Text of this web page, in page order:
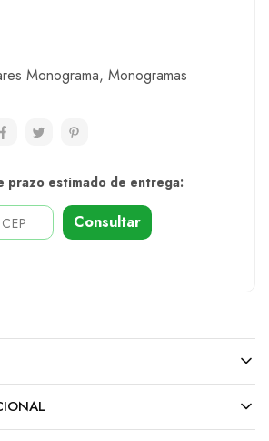
Monograma, Monogramas
prazo estimado de entrega:
Consultar